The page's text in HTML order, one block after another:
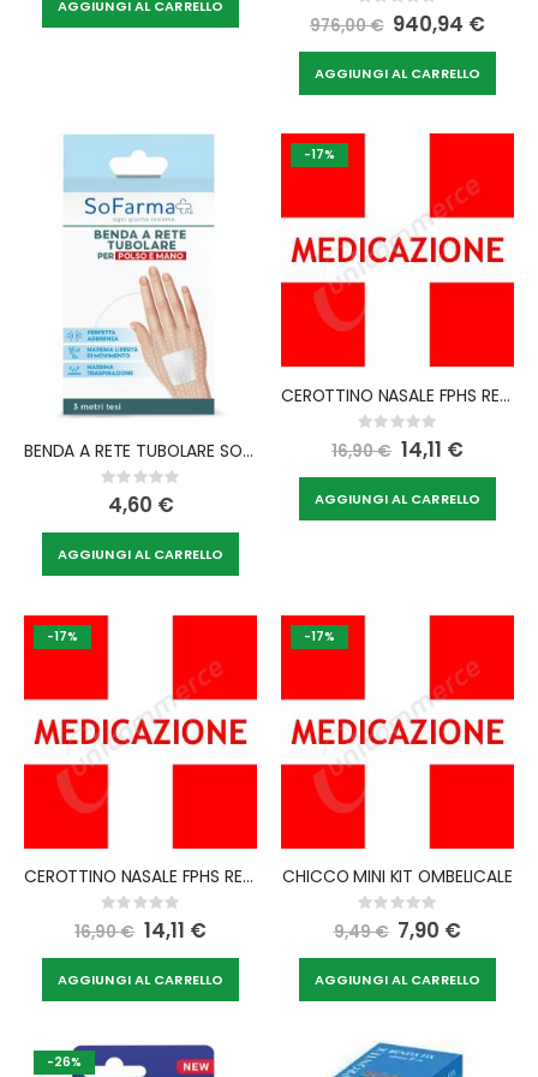
AGGIUNGI AL CARRELLO 0%
976,00 € Special
Price
940,94 €
AGGIUNGI AL CARRELLO
BENDA A RETE TUBOLARE SOFARMAPIU' PER POLSO E MANO 3 METRI TESI
Rating:
0%
4,60 €
AGGIUNGI AL CARRELLO
-17%
CEROTTINO NASALE FPHS RESPIRO GRANDE 30 PEZZI
Rating:
0%
16,90 € Special
Price
14,11 €
AGGIUNGI AL CARRELLO
-17%
CEROTTINO NASALE FPHS RESPIRO MEDIO 30 PEZZI
Rating:
0%
16,90 € Special
Price
14,11 €
AGGIUNGI AL CARRELLO
-17%
CHICCO MINI KIT OMBELICALE
Rating:
0%
9,49 € Special
Price
7,90 €
AGGIUNGI AL CARRELLO
-26%